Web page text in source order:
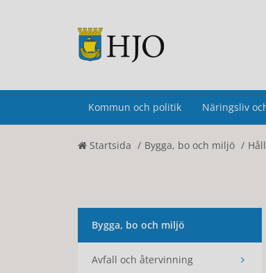
Kommun och politik Näringsliv
Startsida Bygga, bo och miljö
Bygga, bo och miljö
Avfall och återvinning